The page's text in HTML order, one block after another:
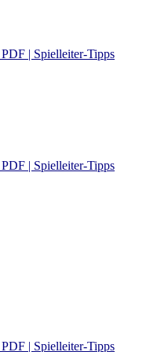
| Spielleiter-Tipps
| Spielleiter-Tipps
| Spielleiter-Tipps